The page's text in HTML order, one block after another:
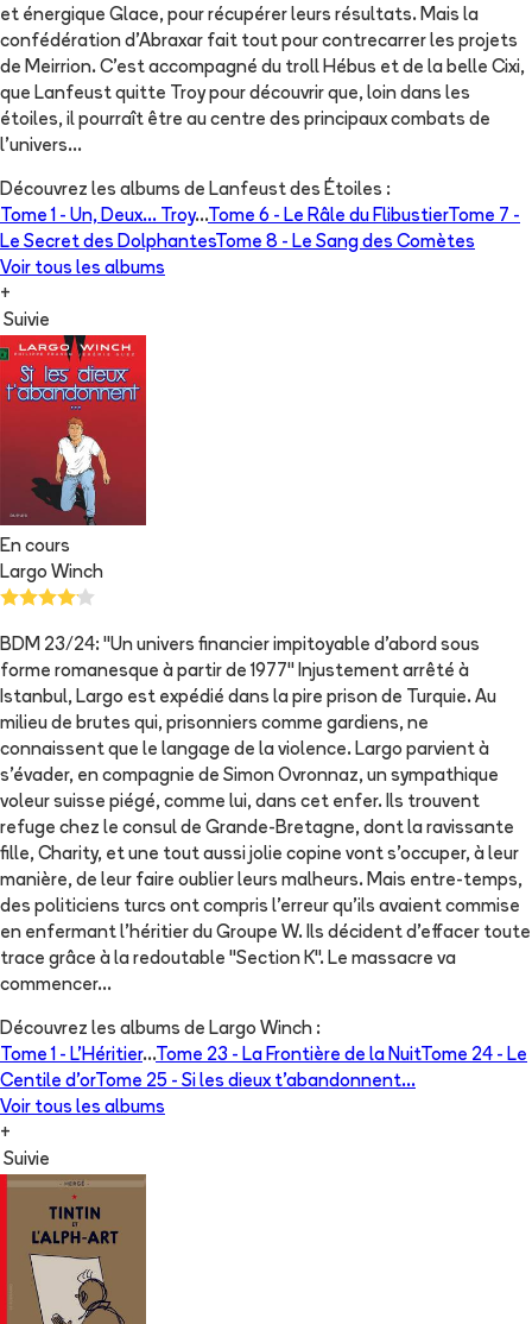
et énergique Glace, pour récupérer leurs résultats. Mais la
confédération d'Abraxar fait tout pour contrecarrer les projets
de Meirrion. C'est accompagné du troll Hébus et de la belle Cixi,
que Lanfeust quitte Troy pour découvrir que, loin dans les
étoiles, il pourraît être au centre des principaux combats de
l'univers...
Découvrez les albums de Lanfeust des Étoiles :
Tome 1 - Un, Deux... Troy...Tome 6 - Le Râle du FlibustierTome 7 -
Le Secret des DolphantesTome 8 - Le Sang des Comètes
Voir tous les albums
+
Suivie
En cours
Largo Winch
BDM 23/24: "Un univers financier impitoyable d'abord sous
forme romanesque à partir de 1977" Injustement arrêté à
Istanbul, Largo est expédié dans la pire prison de Turquie. Au
milieu de brutes qui, prisonniers comme gardiens, ne
connaissent que le langage de la violence. Largo parvient à
s'évader, en compagnie de Simon Ovronnaz, un sympathique
voleur suisse piégé, comme lui, dans cet enfer. Ils trouvent
refuge chez le consul de Grande-Bretagne, dont la ravissante
fille, Charity, et une tout aussi jolie copine vont s'occuper, à leur
manière, de leur faire oublier leurs malheurs. Mais entre-temps,
des politiciens turcs ont compris l'erreur qu'ils avaient commise
en enfermant l'héritier du Groupe W. Ils décident d'effacer toute
trace grâce à la redoutable "Section K". Le massacre va
commencer...
Découvrez les albums de Largo Winch :
Tome 1 - L'Héritier...Tome 23 - La Frontière de la NuitTome 24 - Le
Centile d'orTome 25 - Si les dieux t'abandonnent...
Voir tous les albums
+
Suivie